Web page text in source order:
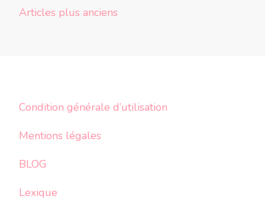
Navigation
Articles plus anciens
Condition générale d’utilisation
Mentions légales
BLOG
Lexique